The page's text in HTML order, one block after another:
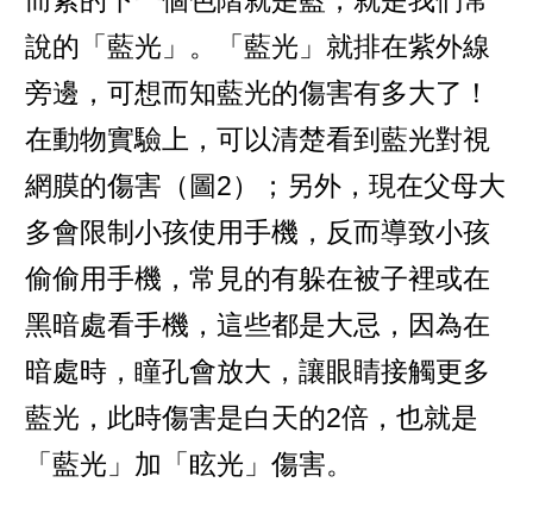
說的「藍光」。「藍光」就排在紫外線
旁邊，可想而知藍光的傷害有多大了！
在動物實驗上，可以清楚看到藍光對視
網膜的傷害（圖2）；另外，現在父母大
多會限制小孩使用手機，反而導致小孩
偷偷用手機，常見的有躲在被子裡或在
黑暗處看手機，這些都是大忌，因為在
暗處時，瞳孔會放大，讓眼睛接觸更多
藍光，此時傷害是白天的2倍，也就是
「藍光」加「眩光」傷害。